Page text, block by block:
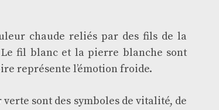
chaude reliés par des fils de la
fil blanc et la pierre blanche sont
représente l’émotion froide.
sont des symboles de vitalité, de